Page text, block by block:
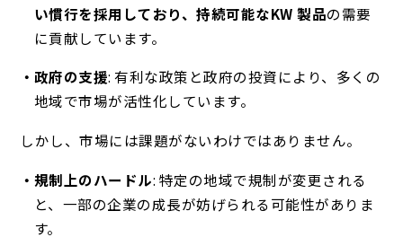
い慣行を採用しており、持続可能なKW 製品の需要
に貢献しています。
政府の支援: 有利な政策と政府の投資により、多くの
地域で市場が活性化しています。
しかし、市場には課題がないわけではありません。
規制上のハードル: 特定の地域で規制が変更される
と、一部の企業の成長が妨げられる可能性がありま
す。